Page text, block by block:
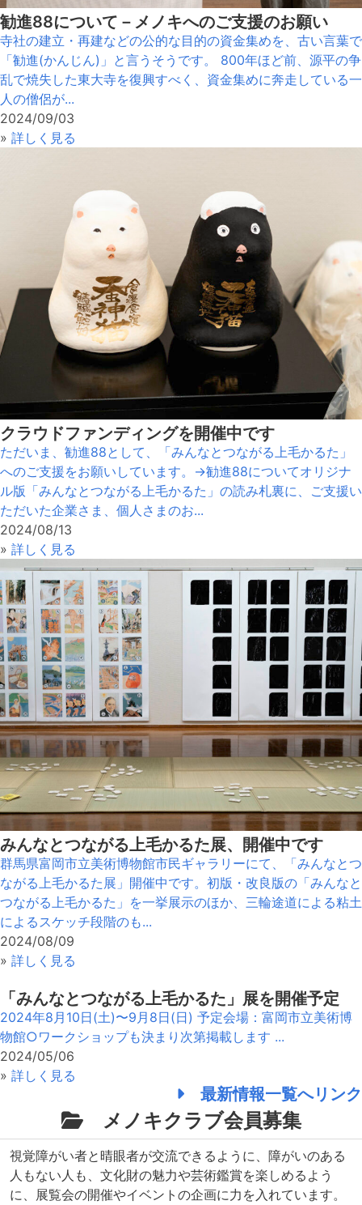
勧進88について－メノキへのご支援のお願い
寺社の建立・再建などの公的な目的の資金集めを、古い言葉で
「勧進(かんじん)」と言うそうです。 800年ほど前、源平の争
乱で焼失した東大寺を復興すべく、資金集めに奔走している一
人の僧侶が...
2024/09/03
» 詳しく見る
クラウドファンディングを開催中です
ただいま、勧進88として、「みんなとつながる上毛かるた」
へのご支援をお願いしています。→勧進88についてオリジナ
ル版「みんなとつながる上毛かるた」の読み札裏に、ご支援い
ただいた企業さま、個人さまのお...
2024/08/13
» 詳しく見る
みんなとつながる上毛かるた展、開催中です
群馬県富岡市立美術博物館市民ギャラリーにて、「みんなとつ
ながる上毛かるた展」開催中です。初版・改良版の「みんなと
つながる上毛かるた」を一挙展示のほか、三輪途道による粘土
によるスケッチ段階のも...
2024/08/09
» 詳しく見る
「みんなとつながる上毛かるた」展を開催予定
2024年8月10日(土)〜9月8日(日) 予定会場：富岡市立美術博
物館○ワークショップも決まり次第掲載します ...
2024/05/06
» 詳しく見る
最新情報一覧へリンク
メノキクラブ会員募集
視覚障がい者と晴眼者が交流できるように、障がいのある
人もない人も、文化財の魅力や芸術鑑賞を楽しめるよう
に、展覧会の開催やイベントの企画に力を入れています。